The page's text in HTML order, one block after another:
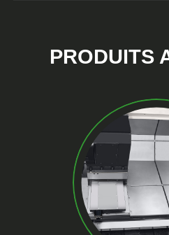
PRODUITS